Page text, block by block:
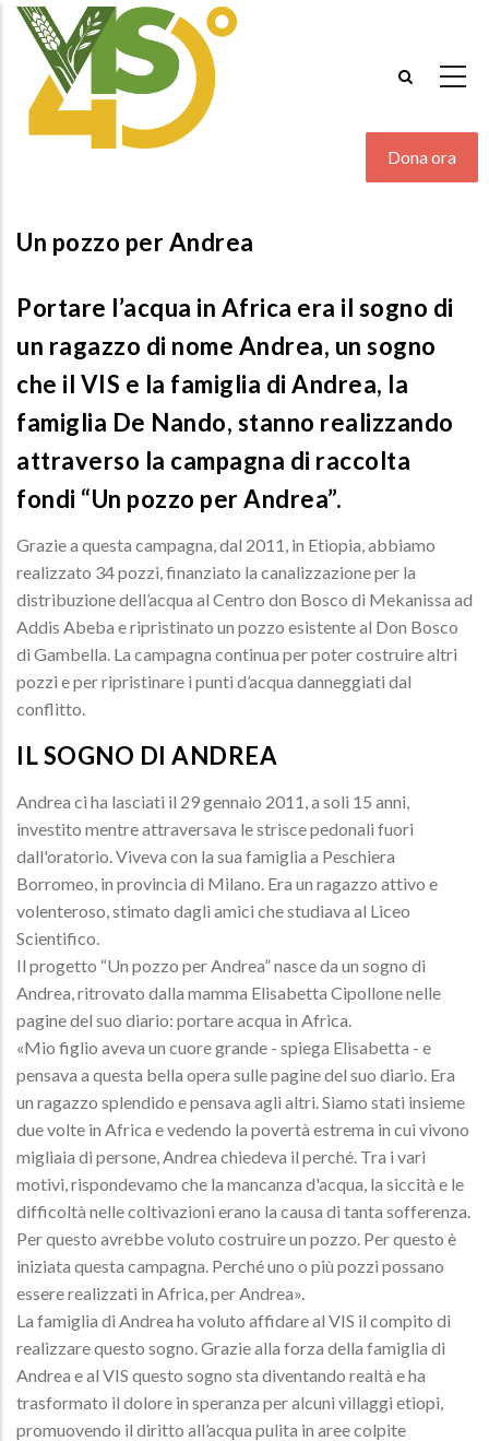
Salta
contenuto
principale
Dona ora
Un pozzo per Andrea
Portare l’acqua in Africa era il sogno di
un ragazzo di nome Andrea, un sogno
che il VIS e la famiglia di Andrea, la
famiglia De Nando, stanno realizzando
attraverso la campagna di raccolta
fondi “Un pozzo per Andrea”.
Grazie a questa campagna, dal 2011, in Etiopia, abbiamo
realizzato 34 pozzi, finanziato la canalizzazione per la
distribuzione dell’acqua al Centro don Bosco di Mekanissa ad
Addis Abeba e ripristinato un pozzo esistente al Don Bosco
di Gambella. La campagna continua per poter costruire altri
pozzi e per ripristinare i punti d’acqua danneggiati dal
conflitto.
IL SOGNO DI ANDREA
Andrea ci ha lasciati il 29 gennaio 2011, a soli 15 anni,
investito mentre attraversava le strisce pedonali fuori
dall'oratorio. Viveva con la sua famiglia a Peschiera
Borromeo, in provincia di Milano. Era un ragazzo attivo e
volenteroso, stimato dagli amici che studiava al Liceo
Scientifico.
Il progetto “Un pozzo per Andrea” nasce da un sogno di
Andrea, ritrovato dalla mamma Elisabetta Cipollone nelle
pagine del suo diario: portare acqua in Africa.
«Mio figlio aveva un cuore grande - spiega Elisabetta - e
pensava a questa bella opera sulle pagine del suo diario. Era
un ragazzo splendido e pensava agli altri. Siamo stati insieme
due volte in Africa e vedendo la povertà estrema in cui vivono
migliaia di persone, Andrea chiedeva il perché. Tra i vari
motivi, rispondevamo che la mancanza d'acqua, la siccità e le
difficoltà nelle coltivazioni erano la causa di tanta sofferenza.
Per questo avrebbe voluto costruire un pozzo. Per questo è
iniziata questa campagna. Perché uno o più pozzi possano
essere realizzati in Africa, per Andrea».
La famiglia di Andrea ha voluto affidare al VIS il compito di
realizzare questo sogno. Grazie alla forza della famiglia di
Andrea e al VIS questo sogno sta diventando realtà e ha
trasformato il dolore in speranza per alcuni villaggi etiopi,
promuovendo il diritto all’acqua pulita in aree colpite